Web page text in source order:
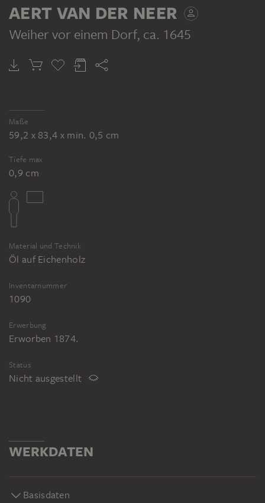
AERT VAN DER NEER
Weiher vor einem Dorf, ca. 1645
Maße
59,2 x 83,4 x min. 0,5 cm
Tiefe max
0,9 cm
Material und Technik
Öl auf Eichenholz
Inventarnummer
1090
Erwerbung
Erworben 1874.
Status
Nicht ausgestellt
WERKDATEN
Basisdaten